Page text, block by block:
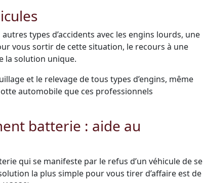
types d’accidents avec les engins lourds, une
vous sortir de cette situation, le recours à une
la solution unique.
et le relevage de tous types d’engins, même
automobile que ces professionnels
batterie : aide au
qui se manifeste par le refus d’un véhicule de se
la plus simple pour vous tirer d’affaire est de